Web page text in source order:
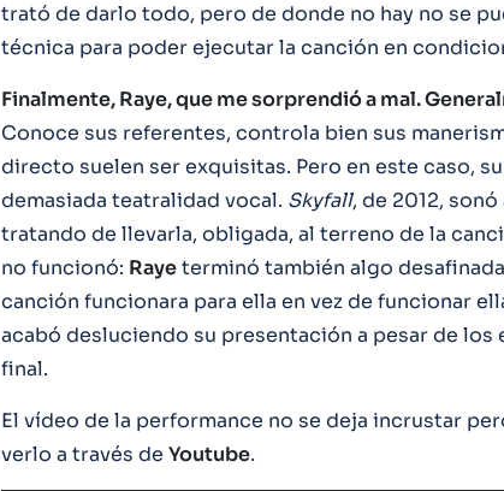
trató de darlo todo, pero de donde no hay no se
técnica para poder ejecutar la canción en
Finalmente, Raye, que me sorprendió a mal.
Conoce sus referentes, controla bien sus
directo suelen ser exquisitas. Pero en este caso,
demasiada teatralidad vocal. Skyfall, de 2012,
tratando de llevarla, obligada, al terreno de la
no funcionó: Rayeterminó también algo
canción funcionara para ella en vez de funcionar
acabó desluciendo su presentación a pesar de los
final.
El vídeo de la performance no se deja incrustar
verlo a través de Youtube.